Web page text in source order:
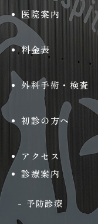
医院案内
料金表
外科手術・検査
初診の方へ
アクセス
診療案内
予防診療